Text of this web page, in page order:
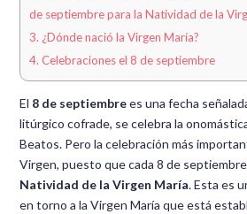
de septiembre para la Natividad de la
3. ¿Dónde nació la Virgen María?
4. Celebraciones el 8 de septiembre
El 8 de septiembrees una fecha
litúrgico cofrade, se celebra la
Beatos. Pero la celebración más
Virgen, puesto que cada 8 de
Natividad de la Virgen María. Esta es
en torno a la Virgen María que está